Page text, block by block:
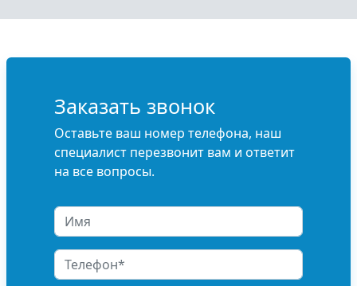
Заказать звонок
Оставьте ваш номер телефона, наш
специалист перезвонит вам и ответит
на все вопросы.